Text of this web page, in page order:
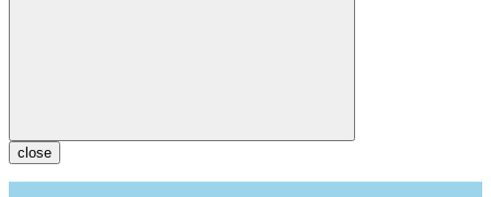
close